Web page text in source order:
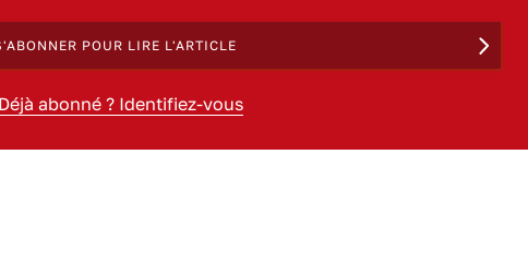
POUR LIRE L'ARTICLE
Déjà abonné ? Identifiez-vous